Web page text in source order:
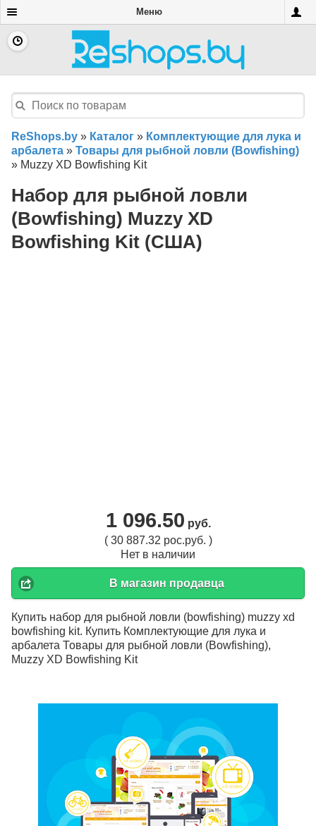
Меню
ReShops.by » Каталог » Комплектующие для лука и
арбалета » Товары для рыбной ловли (Bowfishing)
» Muzzy XD Bowfishing Kit
Набор для рыбной ловли
(Bowfishing) Muzzy XD
Bowfishing Kit (США)
1 096.50 руб.
( 30 887.32 рос.руб. )
Нет в наличии
В магазин продавца
Купить набор для рыбной ловли (bowfishing) muzzy xd
bowfishing kit. Купить Комплектующие для лука и
арбалета Товары для рыбной ловли (Bowfishing),
Muzzy XD Bowfishing Kit